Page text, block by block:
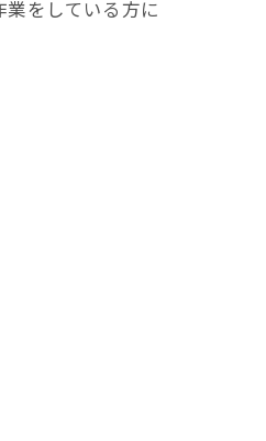
をしている方に